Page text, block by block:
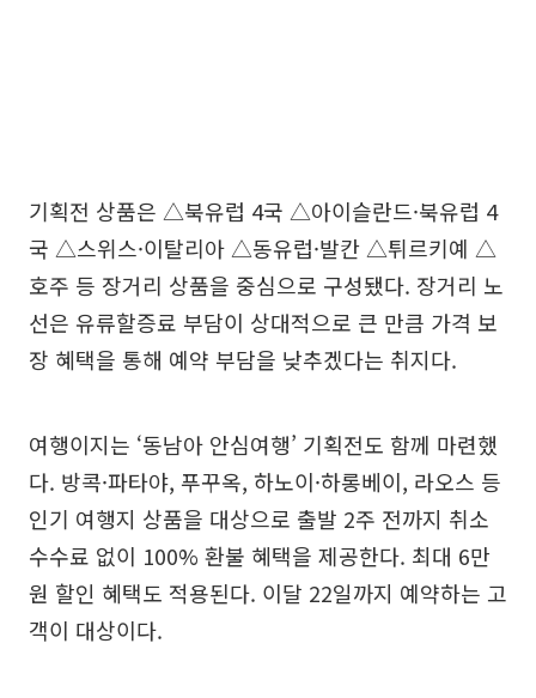
기획전 상품은 △북유럽 4국 △아이슬란드·북유럽 4
국 △스위스·이탈리아 △동유럽·발칸 △튀르키예 △
호주 등 장거리 상품을 중심으로 구성됐다. 장거리 노
선은 유류할증료 부담이 상대적으로 큰 만큼 가격 보
장 혜택을 통해 예약 부담을 낮추겠다는 취지다.
여행이지는 ‘동남아 안심여행’ 기획전도 함께 마련했
다. 방콕·파타야, 푸꾸옥, 하노이·하롱베이, 라오스 등
인기 여행지 상품을 대상으로 출발 2주 전까지 취소
수수료 없이 100% 환불 혜택을 제공한다. 최대 6만
원 할인 혜택도 적용된다. 이달 22일까지 예약하는 고
객이 대상이다.